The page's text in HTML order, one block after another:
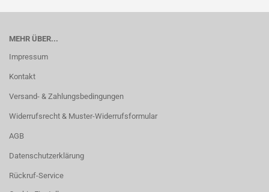
MEHR ÜBER...
Impressum
Kontakt
Versand- & Zahlungsbedingungen
Widerrufsrecht & Muster-Widerrufsformular
AGB
Datenschutzerklärung
Rückruf-Service